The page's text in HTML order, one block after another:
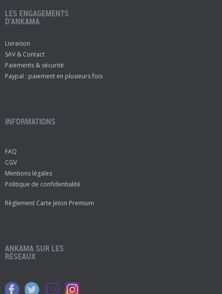
LES ENGAGEMENTS
D’ANKAMA
Livraison
SAV & Contact
Paiements & sécurité
Paypal : paiement en plusieurs fois
INFORMATIONS
FAQ
CGV
Mentions légales
Politique de confidentialité
Règlement Carte Jeton Premium
ANKAMA SUR LES
RÉSEAUX